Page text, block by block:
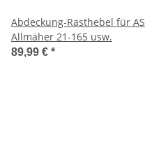
Abdeckung-Rasthebel für AS
Allmäher 21-165 usw.
89,99 € *